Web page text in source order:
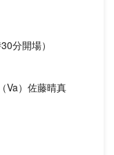
分開場）
Va）佐藤晴真